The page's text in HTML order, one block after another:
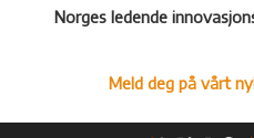
Norges ledende
Meld deg på vårt